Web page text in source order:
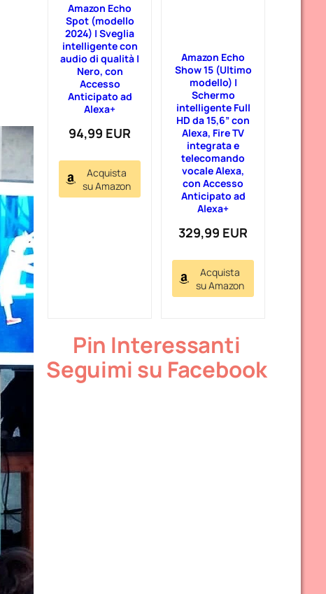
Amazon Echo
Spot (modello
2024) | Sveglia
intelligente con
audio di qualità |
Nero, con
Accesso
Anticipato ad
Alexa+
94,99 EUR
Acquista
su Amazon
Amazon Echo
Show 15 (Ultimo
modello) |
Schermo
intelligente Full
HD da 15,6” con
Alexa, Fire TV
integrata e
telecomando
vocale Alexa,
con Accesso
Anticipato ad
Alexa+
329,99 EUR
Acquista
su Amazon
Pin Interessanti
Seguimi su Facebook